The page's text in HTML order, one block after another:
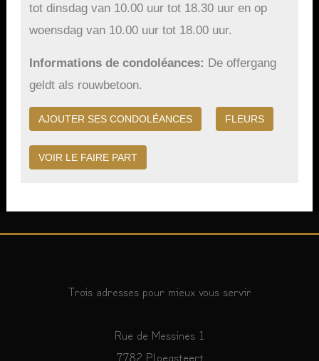
tot dinsdag van 10.00 uur tot 18.30 uur en op
woensdag van 10.00 uur tot 18.00 uur.
Informations de condoléances
De offergang
geldt als rouwbetoon.
Trois adresses pour mieux vous servir
Rue de Messines 1
7782 Ploegsteert